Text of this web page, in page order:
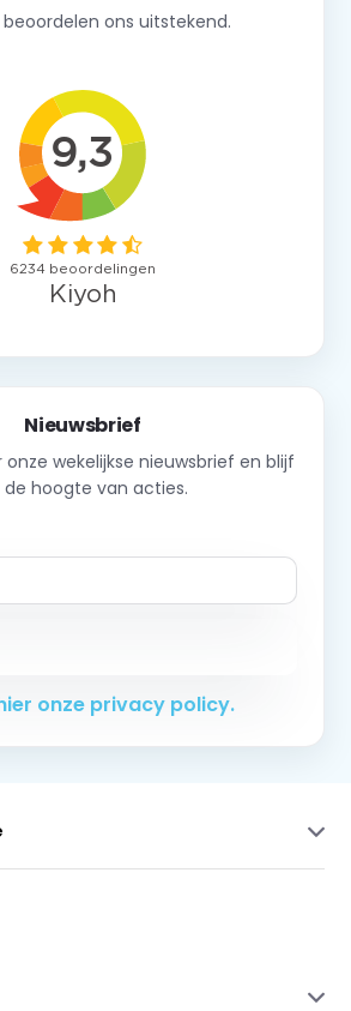
ons uitstekend.
Nieuwsbrief
onze wekelijkse nieuwsbrief en blijf
de hoogte van acties.
onze privacy policy.